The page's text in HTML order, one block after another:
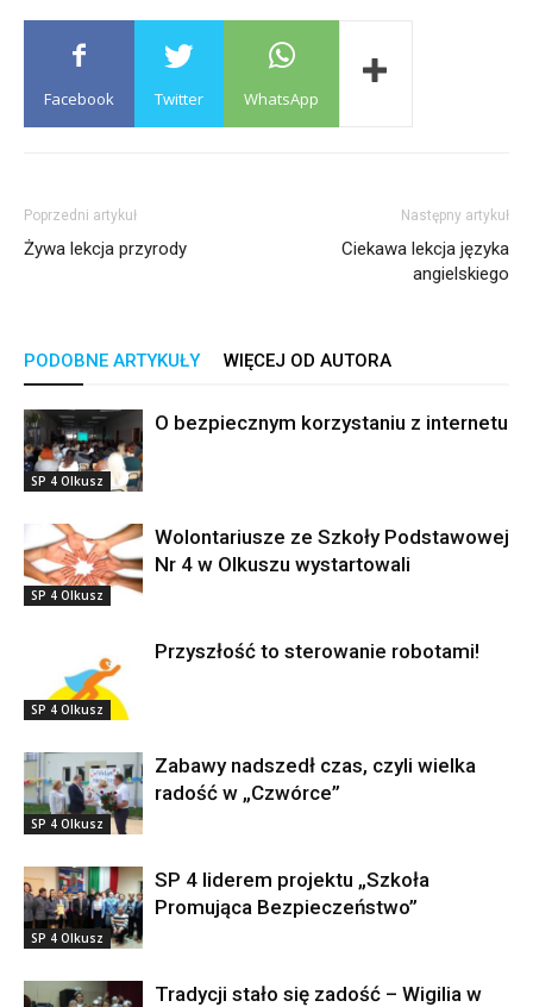
Facebook Twitter WhatsApp
Poprzedni artykuł
Żywa lekcja przyrody
Następny artykuł
Ciekawa lekcja języka
angielskiego
PODOBNE ARTYKUŁY WIĘCEJ OD AUTORA
SP 4 Olkusz
O bezpiecznym korzystaniu z internetu
SP 4 Olkusz
Wolontariusze ze Szkoły Podstawowej
Nr 4 w Olkuszu wystartowali
SP 4 Olkusz
Przyszłość to sterowanie robotami!
SP 4 Olkusz
Zabawy nadszedł czas, czyli wielka
radość w „Czwórce”
SP 4 Olkusz
SP 4 liderem projektu „Szkoła
Promująca Bezpieczeństwo”
Tradycji stało się zadość – Wigilia w